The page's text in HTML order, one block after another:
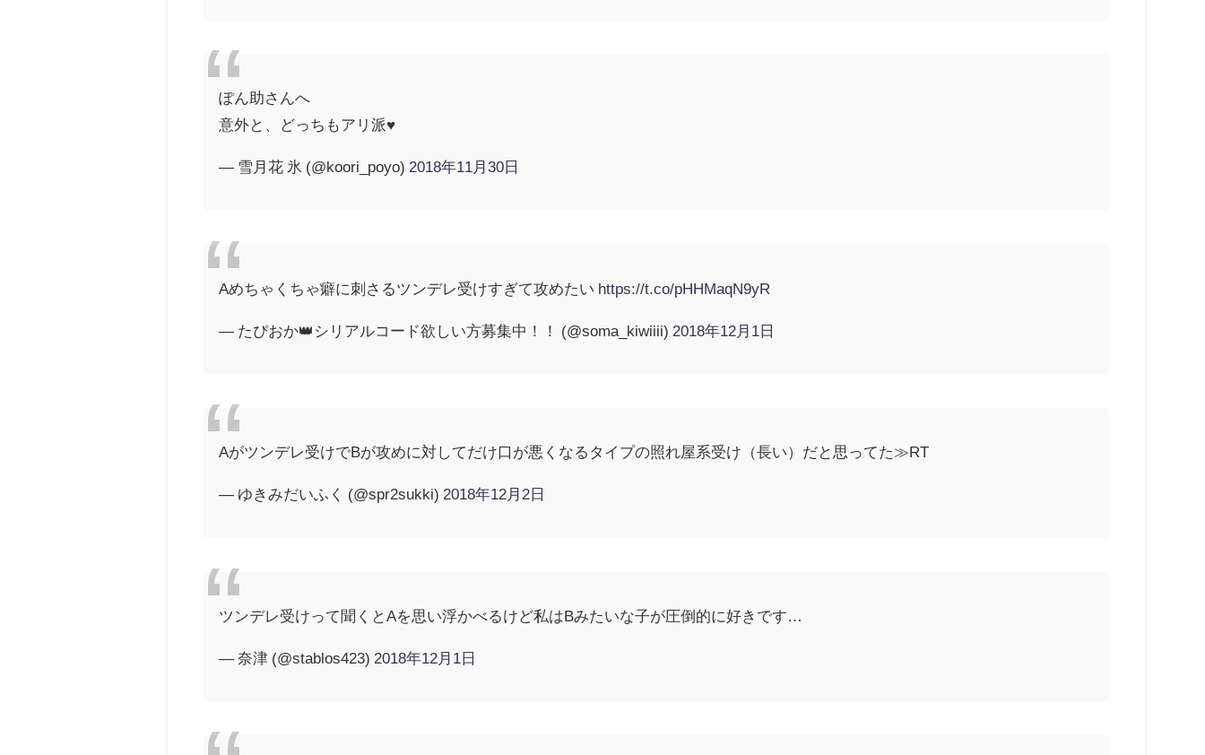
ぽん助さんへ
意外と、どっちもアリ派♥
— 雪月花 氷 (@koori_poyo) 2018年11月30日
Aめちゃくちゃ癖に刺さるツンデレ受けすぎて攻めたい https://t.co/pHHMaqN9yR
— たぴおか👑シリアルコード欲しい方募集中！！ (@soma_kiwiiii) 2018年12月1日
Aがツンデレ受けでBが攻めに対してだけ口が悪くなるタイプの照れ屋系受け（長い）だと思ってた≫RT
— ゆきみだいふく (@spr2sukki) 2018年12月2日
ツンデレ受けって聞くとAを思い浮かべるけど私はBみたいな子が圧倒的に好きです…
— 奈津 (@stablos423) 2018年12月1日